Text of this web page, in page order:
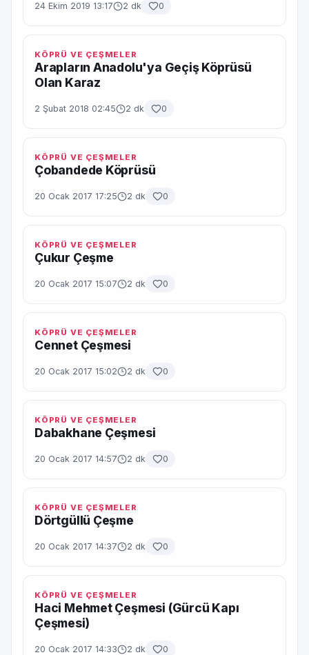
24 Ekim 2019 13:17 2 dk 0
KÖPRÜ VE ÇEŞMELER
Arapların Anadolu'ya Geçiş Köprüsü
Olan Karaz
2 Şubat 2018 02:45 2 dk 0
KÖPRÜ VE ÇEŞMELER
Çobandede Köprüsü
20 Ocak 2017 17:25 2 dk 0
KÖPRÜ VE ÇEŞMELER
Çukur Çeşme
20 Ocak 2017 15:07 2 dk 0
KÖPRÜ VE ÇEŞMELER
Cennet Çeşmesi
20 Ocak 2017 15:02 2 dk 0
KÖPRÜ VE ÇEŞMELER
Dabakhane Çeşmesi
20 Ocak 2017 14:57 2 dk 0
KÖPRÜ VE ÇEŞMELER
Dörtgüllü Çeşme
20 Ocak 2017 14:37 2 dk 0
KÖPRÜ VE ÇEŞMELER
Haci Mehmet Çeşmesi (Gürcü Kapı
Çeşmesi)
20 Ocak 2017 14:33 2 dk 0